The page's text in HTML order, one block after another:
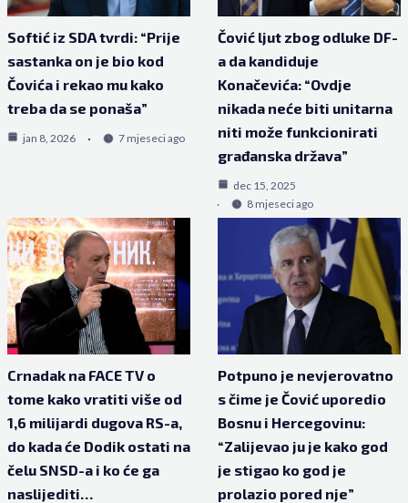
Softić iz SDA tvrdi: “Prije
sastanka on je bio kod
Čovića i rekao mu kako
treba da se ponaša”
jan 8, 2026 7 mjeseci ago
Čović ljut zbog odluke DF-
a da kandiduje
Konačevića: “Ovdje
nikada neće biti unitarna
niti može funkcionirati
građanska država”
dec 15, 2025
8 mjeseci ago
Crnadak na FACE TV o
tome kako vratiti više od
1,6 milijardi dugova RS-a,
do kada će Dodik ostati na
čelu SNSD-a i ko će ga
naslijediti…
Potpuno je nevjerovatno
s čime je Čović uporedio
Bosnu i Hercegovinu:
“Zalijevao ju je kako god
je stigao ko god je
prolazio pored nje”